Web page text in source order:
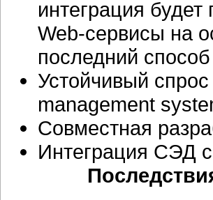
интеграция будет
Web-сервисы на
последний
Устойчивый
management
Совместная
Интеграция СЭД с